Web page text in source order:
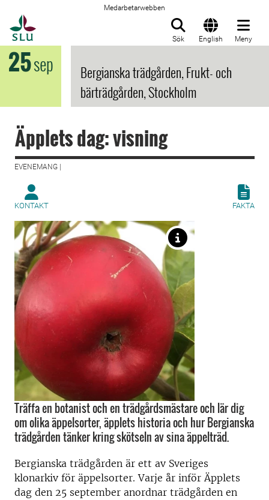
Medarbetarwebben
Sök English Meny
25sep
Bergianska trädgården, Frukt- och
bärträdgården, Stockholm
Äpplets dag: visning
EVENEMANG |
KONTAKT FAKTA
Träffa en botanist och en trädgårdsmästare och lär dig
om olika äppelsorter, äpplets historia och hur Bergianska
trädgården tänker kring skötseln av sina äppelträd.
Bergianska trädgården är ett av Sveriges
klonarkiv för äppelsorter. Varje år inför Äpplets
dag den 25 september anordnar trädgården en